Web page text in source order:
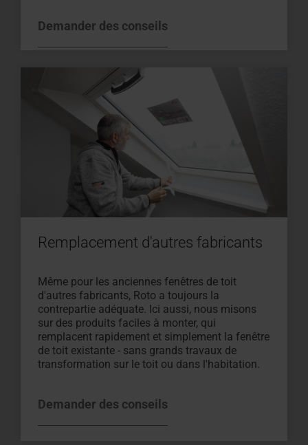
Demander des conseils
Remplacement d'autres fabricants
Même pour les anciennes fenêtres de toit
d'autres fabricants, Roto a toujours la
contrepartie adéquate. Ici aussi, nous misons
sur des produits faciles à monter, qui
remplacent rapidement et simplement la fenêtre
de toit existante - sans grands travaux de
transformation sur le toit ou dans l'habitation.
Demander des conseils